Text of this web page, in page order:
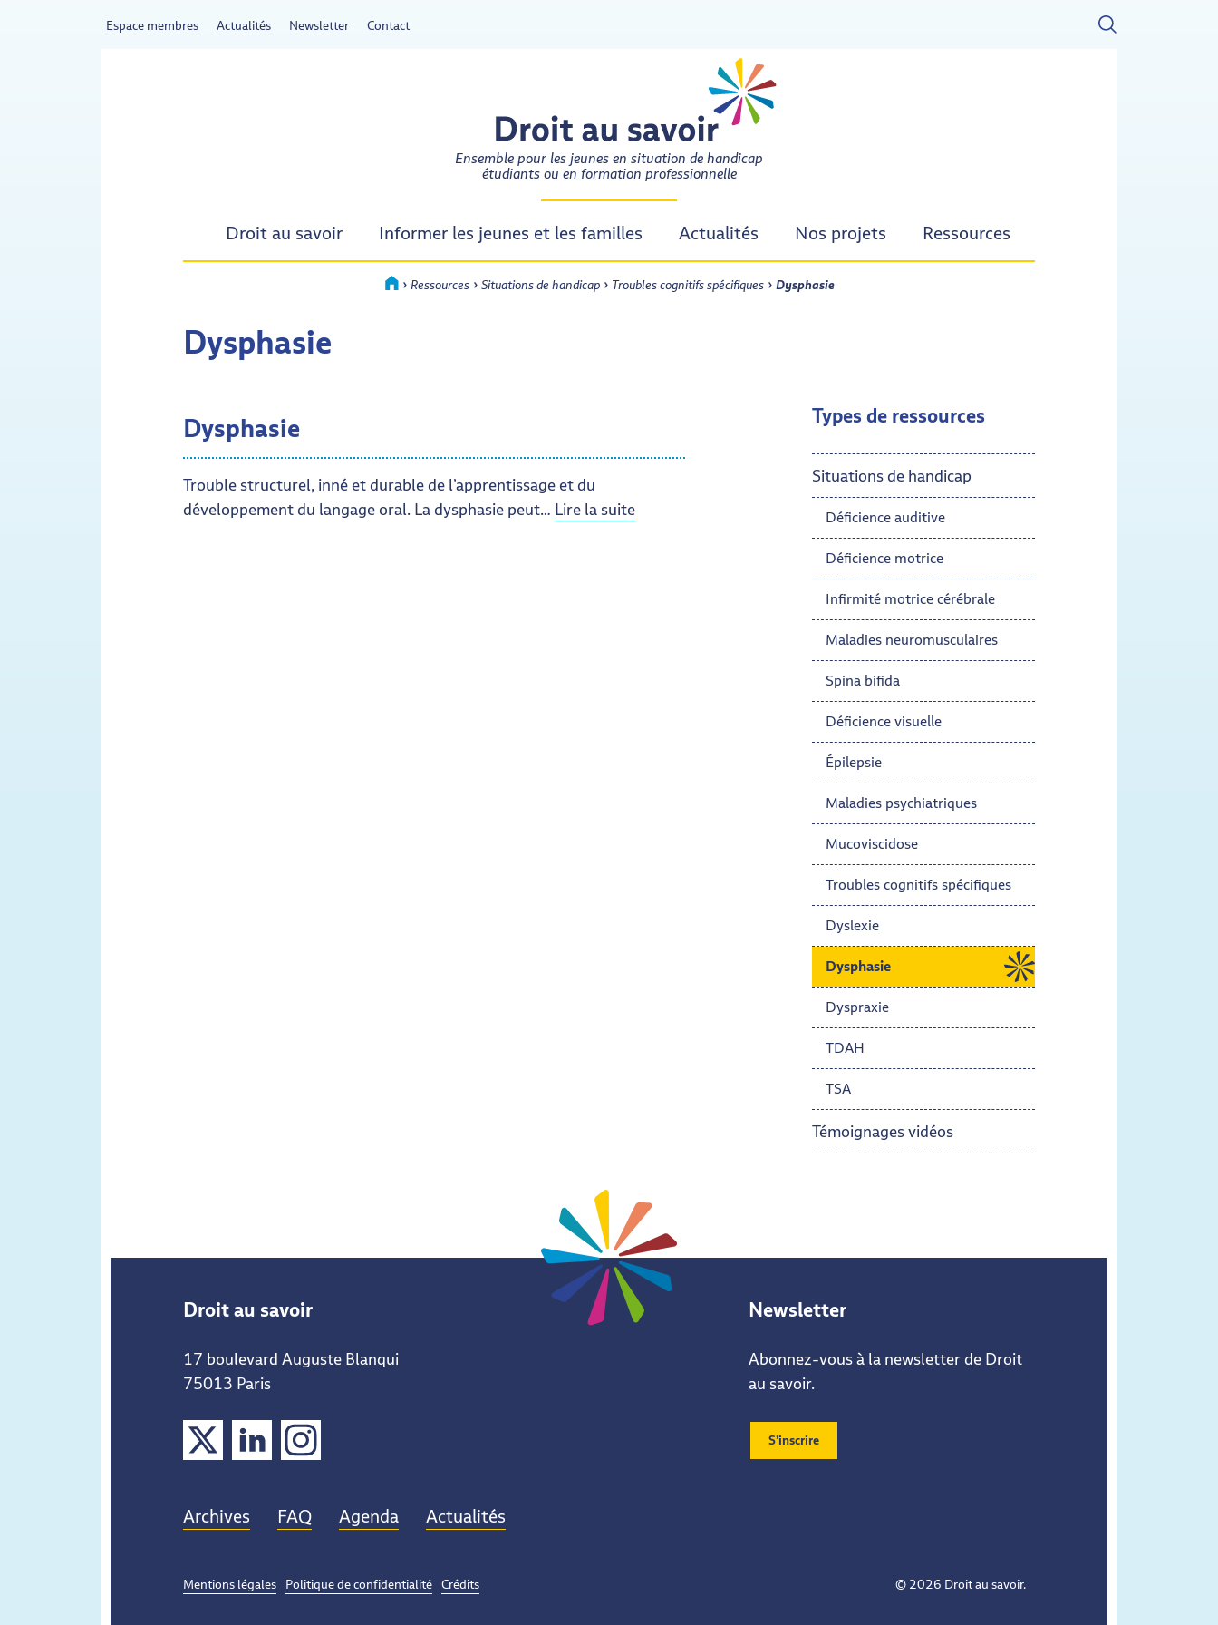
Espace membres Actualités Newsletter Contact
DROIT AU SAVOIR
Ensemble pour les jeunes en situation de handicap
étudiants ou en formation professionnelle
Droit au savoir Informer les jeunes et les familles Actualités Nos projets Ressources
Accueil
› Ressources› Situations de handicap› Troubles cognitifs spécifiques› Dysphasie
Dysphasie
Types de ressources
Situations de handicap
Déficience auditive
Déficience motrice
Infirmité motrice cérébrale
Maladies neuromusculaires
Spina bifida
Déficience visuelle
Épilepsie
Maladies psychiatriques
Mucoviscidose
Troubles cognitifs spécifiques
Dyslexie
Dysphasie
- Actif
Dyspraxie
TDAH
TSA
Témoignages vidéos
Dysphasie
Trouble structurel, inné et durable de l’apprentissage et du
développement du langage oral. La dysphasie peut… Lire la suite
Droit au savoir
17 boulevard Auguste Blanqui
75013 Paris
Newsletter
Abonnez-vous à la newsletter de Droit
au savoir.
S’inscrire
Archives FAQ Agenda Actualités
Mentions légales Politique de confidentialité Crédits © 2026 Droit au savoir.